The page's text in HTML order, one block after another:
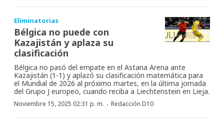
Eliminatorias
Bélgica no puede con
Kazajistán y aplaza su
clasificación
Bélgica no pasó del empate en el Astana Arena ante
Kazajistán (1-1) y aplazó su clasificación matemática para
el Mundial de 2026 al próximo martes, en la última jornada
del Grupo J europeo, cuando reciba a Liechtenstein en Lieja.
Noviembre 15, 2025 02:31 p. m. · Redacción D10